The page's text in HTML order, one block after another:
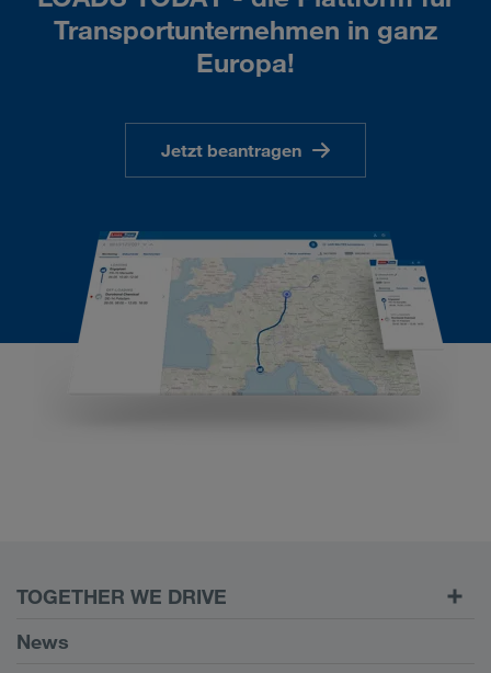
Transportunternehmen in ganz
Europa!
Jetzt beantragen
TOGETHER WE DRIVE
WE LOAD
News